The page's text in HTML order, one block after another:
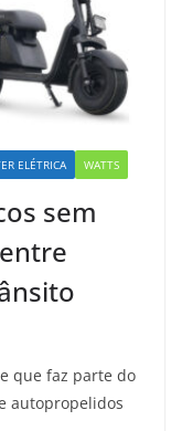
ELÉTRICA WATTS
sem
que faz parte do
autopropelidos